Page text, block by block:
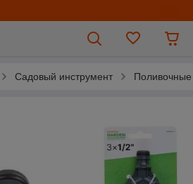
Садовый инструмент